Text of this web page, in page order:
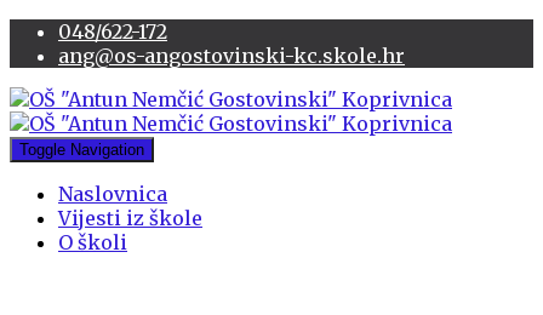
048/622-172
ang@os-angostovinski-kc.skole.hr
Toggle Navigation
Naslovnica
Vijesti iz škole
O školi